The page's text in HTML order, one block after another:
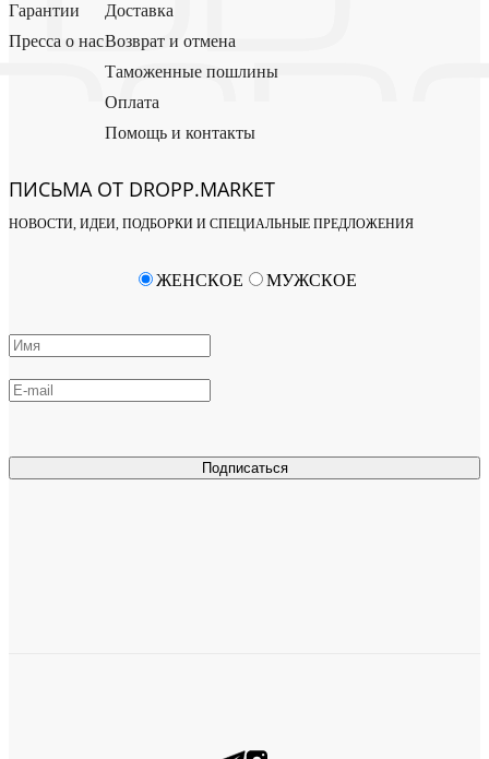
Гарантии
Пресса о нас
Доставка
Возврат и отмена
Таможенные пошлины
Оплата
Помощь и контакты
ПИСЬМА ОТ DROPP.MARKET
НОВОСТИ, ИДЕИ, ПОДБОРКИ И СПЕЦИАЛЬНЫЕ ПРЕДЛОЖЕНИЯ
Подписаться
ЖЕНСКОЕ МУЖСКОЕ